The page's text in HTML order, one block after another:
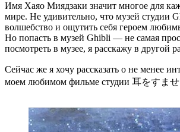
Имя Хаяо Миядзаки значит многое для
мире. Не удивительно, что музей студии
волшебство и ощутить себя героем
Но попасть в музей Ghibli — не самая
посмотреть в музее, я расскажу в другой
Сейчас же я хочу рассказать о не менее
моем любимом фильме студии 耳をすませ